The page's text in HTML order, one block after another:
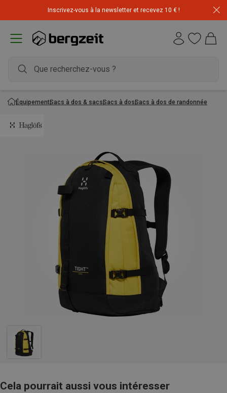
Inscrivez-vous à la newsletter et recevez 10 € !
ÉquipementSacs à dos & sacsSacs à dosSacs à dos de randonnée
Cela pourrait aussi vous intéresser